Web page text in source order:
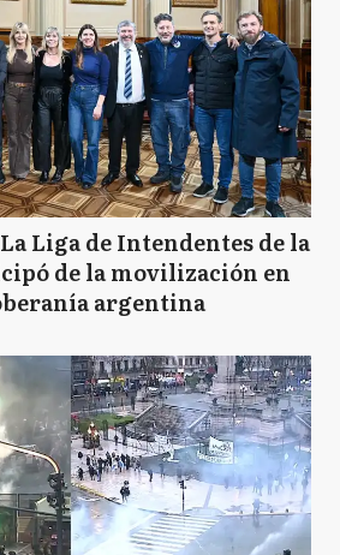
Liga de Intendentes de la
de la movilización en
argentina